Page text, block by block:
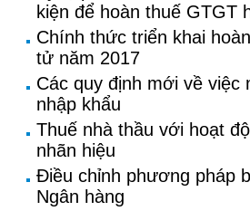
kiện để hoàn thuế GTGT
Chính thức triển khai
tử năm 2017
Các quy định mới về việc
nhập khẩu
Thuế nhà thầu với hoạt
nhãn hiệu
Điều chỉnh phương pháp
Ngân hàng